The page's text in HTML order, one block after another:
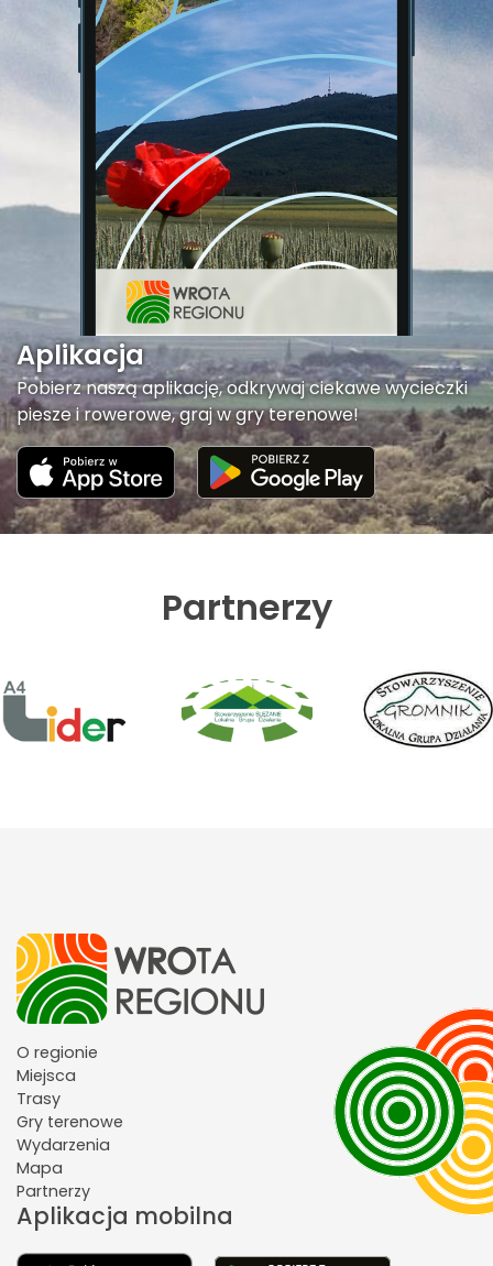
Aplikacja
Pobierz naszą aplikację, odkrywaj ciekawe wycieczki
piesze i rowerowe, graj w gry terenowe!
Partnerzy
O regionie
Miejsca
Trasy
Gry terenowe
Wydarzenia
Mapa
Partnerzy
Aplikacja mobilna